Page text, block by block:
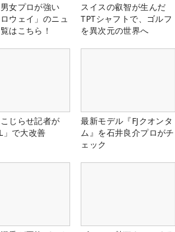
女プロが強い
ロウェイ」のニュ
はこちら！
スイスの叡智が生んだ
TPTシャフトで、ゴルフ
を異次元の世界へ
じらせ記者が
」で大改善
最新モデル『FJクオンタ
ム』を石井良介プロがチ
ェック